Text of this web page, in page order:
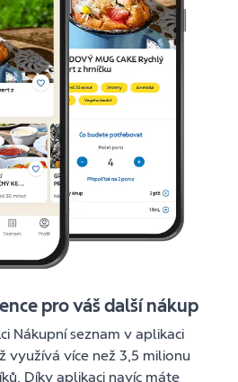
pro váš další nákup
Nákupní seznam v aplikaci
využívá více než 3,5 milionu
Díky aplikaci navíc máte